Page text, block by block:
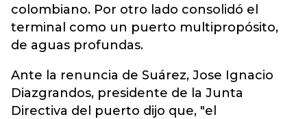
colombiano. Por otro lado consolidó el
terminal como un puerto multipropósito,
de aguas profundas.
Ante la renuncia de Suárez, Jose Ignacio
Diazgrandos, presidente de la Junta
Directiva del puerto dijo que, "el